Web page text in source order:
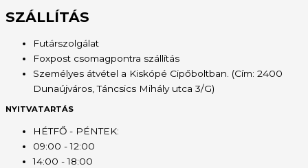
SZÁLLÍTÁS
Futárszolgálat
Foxpost csomagpontra szállítás
Személyes átvétel a Kiskópé Cipőboltban. (Cím: 2400
Dunaújváros, Táncsics Mihály utca 3/G)
NYITVATARTÁS
HÉTFŐ - PÉNTEK:
09:00 - 12:00
14:00 - 18:00